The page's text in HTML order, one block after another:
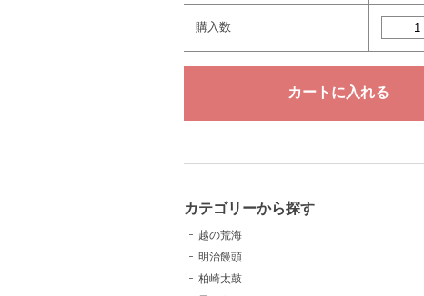
購入数
カテゴリーから探す
越の荒海
明治饅頭
柏崎太鼓